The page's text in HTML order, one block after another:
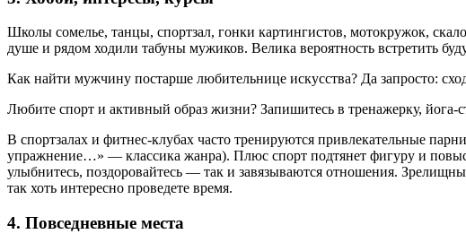
Школы сомелье, танцы, спортзал, гонки картингистов, мотокружок,
душе и рядом ходили табуны мужиков. Велика вероятность встретить
Как найти мужчину постарше любительнице искусства? Да запросто:
Любите спорт и активный образ жизни? Запишитесь в тренажерку,
В спортзалах и фитнес-клубах часто тренируются привлекательные
упражнение…» — классика жанра). Плюс спорт подтянет фигуру и
улыбнитесь, поздоровайтесь — так и завязываются отношения.
так хоть интересно проведете время.
4. Повседневные места